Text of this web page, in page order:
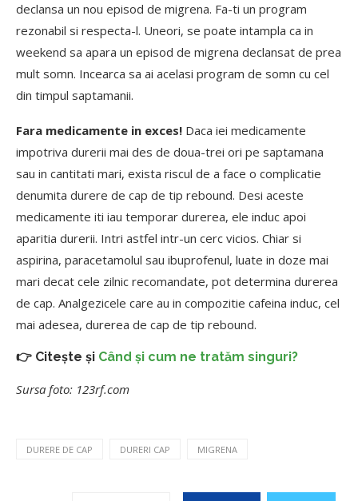
declansa un nou episod de migrena. Fa-ti un program
rezonabil si respecta-l. Uneori, se poate intampla ca in
weekend sa apara un episod de migrena declansat de prea
mult somn. Incearca sa ai acelasi program de somn cu cel
din timpul saptamanii.
Fara medicamente in exces! Daca iei medicamente
impotriva durerii mai des de doua-trei ori pe saptamana
sau in cantitati mari, exista riscul de a face o complicatie
denumita durere de cap de tip rebound. Desi aceste
medicamente iti iau temporar durerea, ele induc apoi
aparitia durerii. Intri astfel intr-un cerc vicios. Chiar si
aspirina, paracetamolul sau ibuprofenul, luate in doze mai
mari decat cele zilnic recomandate, pot determina durerea
de cap. Analgezicele care au in compozitie cafeina induc, cel
mai adesea, durerea de cap de tip rebound.
👉 Citește și Când și cum ne tratăm singuri?
Sursa foto: 123rf.com
DURERE DE CAP DURERI CAP MIGRENA